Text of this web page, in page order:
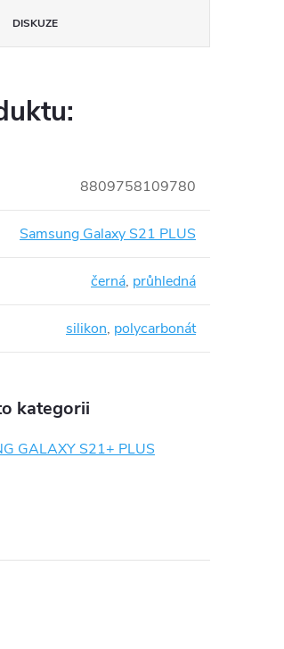
DISKUZE
8809758109780
Samsung Galaxy S21 PLUS
černá, průhledná
silikon, polycarbonát
kategorii
GALAXY S21+ PLUS